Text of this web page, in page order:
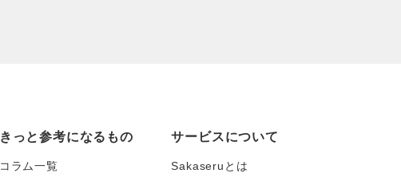
きっと参考になるもの
コラム一覧
サービスについて
Sakaseruとは